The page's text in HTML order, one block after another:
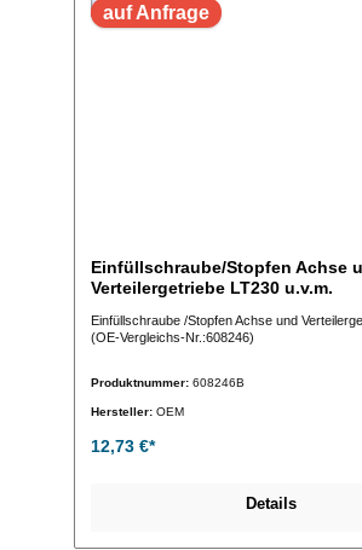
auf Anfrage
Einfüllschraube/Stopfen Achse
Verteilergetriebe LT230 u.v.m.
Einfüllschraube /Stopfen Achse und
(OE-Vergleichs-Nr.:608246)
Produktnummer: 608246B
Hersteller: OEM
12,73 €*
Details